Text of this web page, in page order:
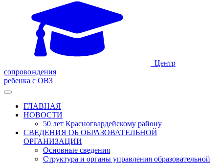
Центр
сопровождения
ребенка с ОВЗ
ГЛАВНАЯ
НОВОСТИ
50 лет Красногвардейскому району
СВЕДЕНИЯ ОБ ОБРАЗОВАТЕЛЬНОЙ
ОРГАНИЗАЦИИ
Основные сведения
Структура и органы управления образовательной